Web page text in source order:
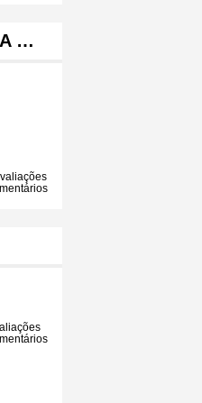
…